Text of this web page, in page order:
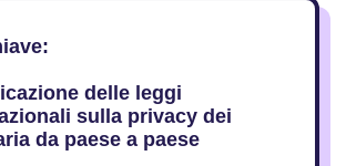
delle leggi
sulla privacy dei
da paese a paese